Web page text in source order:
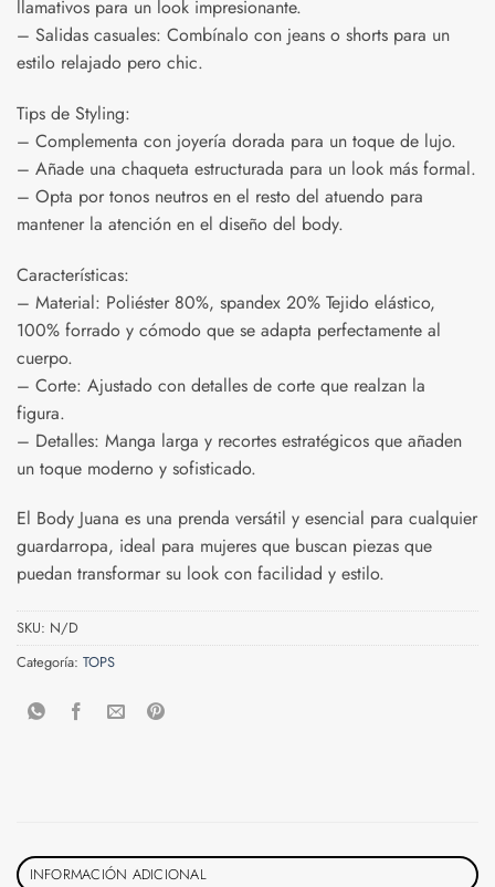
llamativos para un look impresionante.
– Salidas casuales: Combínalo con jeans o shorts para un
estilo relajado pero chic.
Tips de Styling:
– Complementa con joyería dorada para un toque de lujo.
– Añade una chaqueta estructurada para un look más formal.
– Opta por tonos neutros en el resto del atuendo para
mantener la atención en el diseño del body.
Características:
– Material: Poliéster 80%, spandex 20% Tejido elástico,
100% forrado y cómodo que se adapta perfectamente al
cuerpo.
– Corte: Ajustado con detalles de corte que realzan la
figura.
– Detalles: Manga larga y recortes estratégicos que añaden
un toque moderno y sofisticado.
El Body Juana es una prenda versátil y esencial para cualquier
guardarropa, ideal para mujeres que buscan piezas que
puedan transformar su look con facilidad y estilo.
SKU: N/D
Categoría: TOPS
INFORMACIÓN ADICIONAL